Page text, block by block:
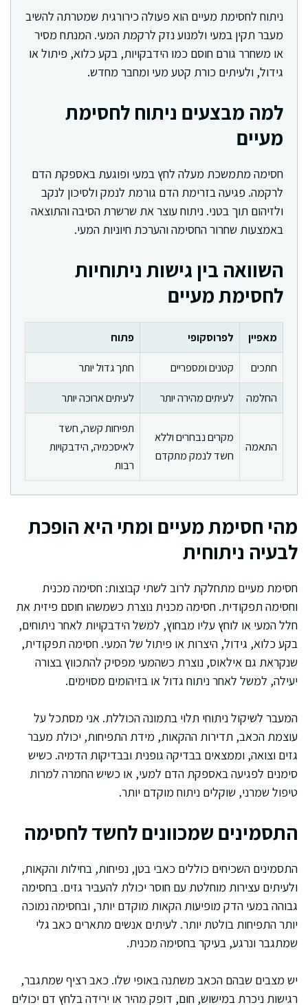
ניתוח לחסימת מעיים הוא פעולה כירורגית שמטרתה להשיב
מעבר תקין במעי ולמנוע נזק לרקמת המעי. המנתח מסיר
או משחרר גורם חוסם כמו הידבקויות, בקע כלוא, פיתול או
גידול, ולעיתים כורת קטע מעי ומחבר מחדש.
למה מבצעים ניתוח לחסימת
מעיים
חסימה מתמשכת מעלה לחץ במעי ופוגעת באספקת הדם
לרקמה. פגיעה בזרימת הדם גורמת לנמק ולסיכון לנקב
ולזיהום תוך בטני. ניתוח עוצר את שרשרת הסיבה והתוצאה
באמצעות שחרור החסימה והערכת חיוניות המעי.
השוואה בין גישות ניתוחיות
לחסימת מעיים
מאפיין לפרוסקופי
פתוח
חתכים
קטנים ומספריים
חתך גדול יותר
החלמה
לעיתים מהירה יותר לעיתים ארוכה יותר
התאמה
מקרים נבחרים וללא
חשד לנמק מתקדם
תפיחות קשה, חשד
לאיסכמיה, הידבקויות
רבות
מהי חסימת מעיים ומתי היא הופכת
לבעיה ניתוחית
חסימת מעיים מתחלקת לרוב לשתי קבוצות: חסימה מכנית
וחסימה תפקודית. חסימה מכנית נוצרת כשמשהו חוסם פיזית את
חלל המעי או לוחץ עליו מבחוץ, למשל הידבקויות לאחר ניתוחים,
בקע כלוא, גידול, היצרות או פיתול של המעי. חסימה תפקודית,
שנקראת גם אילאוס, נוצרת כשהמעי מפסיק להתכווץ בצורה
יעילה, למשל לאחר ניתוח גדול או בזיהומים מסוימים.
המעבר לשיקול ניתוחי תלוי בתמונה הכוללת. אני מסתכל על
עוצמת הכאב, תדירות ההקאות, מידת התפיחות, יכולת מעבר
גזים וצואה, וממצאים בבדיקה גופנית ובבדיקות הדמיה. כשיש
סימנים לפגיעה באספקת הדם למעי, או כשיש החמרה למרות
טיפול שמרני, שוקלים ניתוח מוקדם יותר.
התסמינים שמכוונים לחשד לחסימה
התסמינים השכיחים כוללים כאבי בטן, נפיחות, בחילות והקאות,
ולעיתים עצירות מוחלטת עם חוסר יכולת להעביר גזים. בחסימה
גבוהה במעי הדק מופיעות הקאות מוקדם יותר, ובחסימה נמוכה
יותר התפיחות בולטת יותר. לעיתים אנשים מתארים כאב גלי
שמתגבר ונרגע, בעיקר בחסימה מכנית.
יש מצבים שבהם הכאב משתנה באופי שלו. כאב רציף שמתגבר,
רגישות ניכרת במישוש, חום, דופק מהיר או ירידה בלחץ דם יכולים